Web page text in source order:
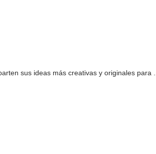
sus ideas más creativas y originales para ...